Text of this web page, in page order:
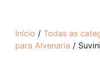
Início / Todas as
para Alvenaria /